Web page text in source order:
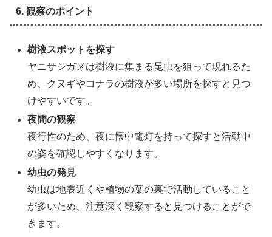
6. 観察のポイント
樹液スポットを探す
ヤニサシガメは樹液に集まる昆虫を狙って現れるた
め、クヌギやコナラの樹液が多い場所を探すと見つ
けやすいです。
夜間の観察
夜行性のため、夜に懐中電灯を持って探すと活動中
の姿を確認しやすくなります。
幼虫の発見
幼虫は地表近くや植物の葉の裏で活動していること
が多いため、注意深く観察すると見つけることがで
きます。